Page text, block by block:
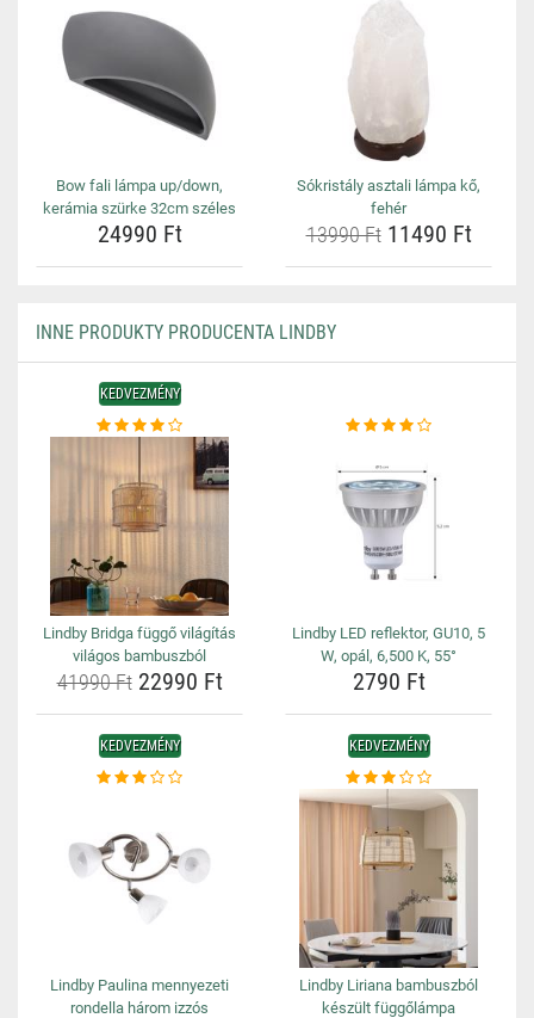
Bow fali lámpa up/down,
kerámia szürke 32cm széles
24990 Ft
Sókristály asztali lámpa kő,
fehér
13990 Ft11490 Ft
INNE PRODUKTY PRODUCENTA LINDBY
KEDVEZMÉNY
Lindby Bridga függő világítás
világos bambuszból
41990 Ft22990 Ft
Lindby LED reflektor, GU10, 5
W, opál, 6,500 K, 55°
2790 Ft
KEDVEZMÉNY
Lindby Paulina mennyezeti
rondella három izzós
KEDVEZMÉNY
Lindby Liriana bambuszból
készült függőlámpa